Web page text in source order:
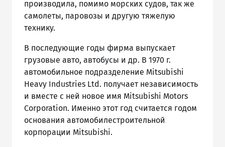
производила, помимо морских судов, так же
самолеты, паровозы и другую тяжелую
технику.
В последующие годы фирма выпускает
грузовые авто, автобусы и др. В 1970 г.
автомобильное подразделение Mitsubishi
Heavy Industries Ltd. получает независимость
и вместе с ней новое имя Mitsubishi Motors
Corporation. Именно этот год считается годом
основания автомобилестроительной
корпорации Mitsubishi.